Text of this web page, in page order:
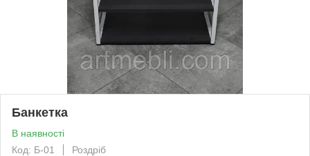
Банкетка
В наявності
Код: Б-01
Роздріб